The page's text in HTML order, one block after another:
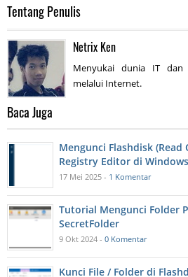
Tentang Penulis
Netrix Ken
Menyukai dunia IT dan
melalui Internet.
Baca Juga
Mengunci Flashdisk (Read
Registry Editor di
17 Mei 2025 - 1 Komentar
Tutorial Mengunci Folder
SecretFolder
9 Okt 2024 - 0 Komentar
Kunci File / Folder di